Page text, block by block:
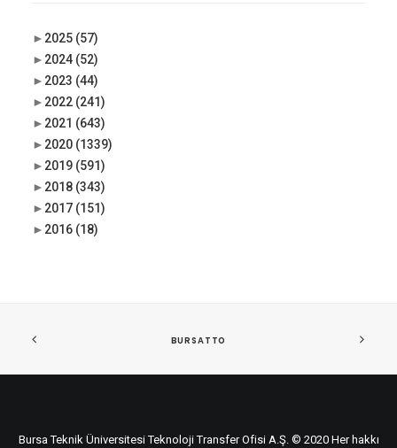
► 2025 (57)
► 2024 (52)
► 2023 (44)
► 2022 (241)
► 2021 (643)
► 2020 (1339)
► 2019 (591)
► 2018 (343)
► 2017 (151)
► 2016 (18)
BURSATTO
Bursa Teknik Üniversitesi Teknoloji Transfer Ofisi A.Ş. © 2020 Her hakkı